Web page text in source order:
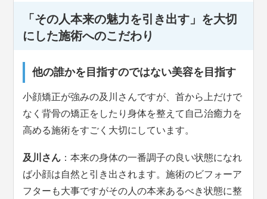
「その人本来の魅力を引き出す」を大切
にした施術へのこだわり
他の誰かを目指すのではない美容を目指す
小顔矯正が強みの及川さんですが、首から上だけで
なく背骨の矯正をしたり身体を整えて自己治癒力を
高める施術をすごく大切にしています。
及川さん ：本来の身体の一番調子の良い状態になれ
ば小顔は自然と引き出されます。施術のビフォーア
フターも大事ですがその人の本来あるべき状態に整